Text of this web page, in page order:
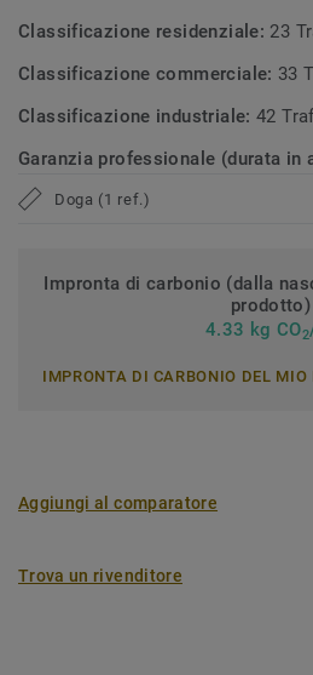
Classificazione residenziale: 23
Classificazione commerciale: 33
Classificazione industriale:42
Garanzia professionale (durata in
Doga (1 ref.)
Impronta di carbonio (dalla
prodotto)
4.33 kg CO2
IMPRONTA DI CARBONIO DEL MIO
Aggiungi al comparatore
Trova un rivenditore